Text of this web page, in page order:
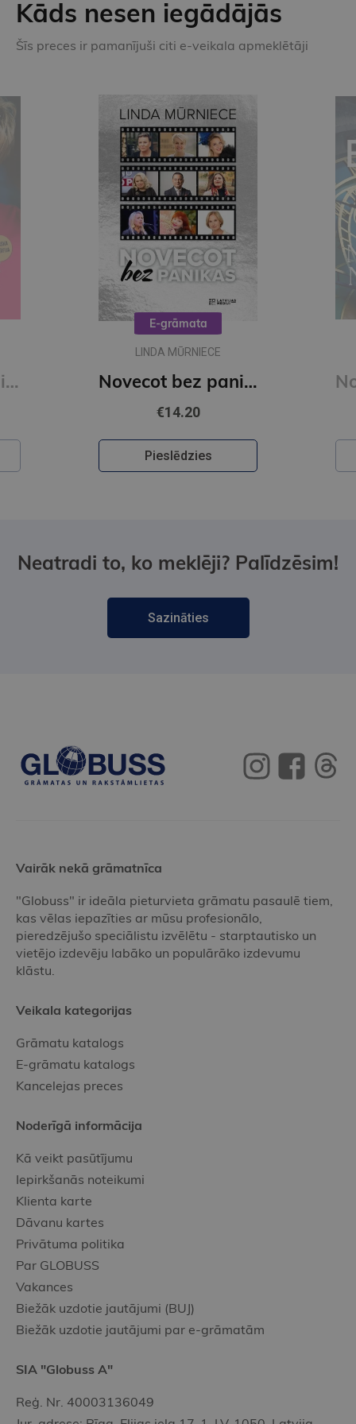
Kāds nesen iegādājās
Šīs preces ir pamanījuši citi e-veikala apmeklētāji
Meitene ar pistoli uz jumta (e-grāmata)
E-grāmata
LINDA MŪRNIECE
Novecot bez panikas (e-grāmata)
€14.20
Pieslēdzies
Neatradi to, ko meklēji? Palīdzēsim!
Sazināties
Vairāk nekā grāmatnīca
"Globuss" ir ideāla pieturvieta grāmatu pasaulē tiem,
kas vēlas iepazīties ar mūsu profesionālo,
pieredzējušo speciālistu izvēlētu - starptautisko un
vietējo izdevēju labāko un populārāko izdevumu
klāstu.
Veikala kategorijas
Grāmatu katalogs
E-grāmatu katalogs
Kancelejas preces
Noderīgā informācija
Kā veikt pasūtījumu
Iepirkšanās noteikumi
Klienta karte
Dāvanu kartes
Privātuma politika
Par GLOBUSS
Vakances
Biežāk uzdotie jautājumi (BUJ)
Biežāk uzdotie jautājumi par e-grāmatām
SIA "Globuss A"
Reģ. Nr. 40003136049